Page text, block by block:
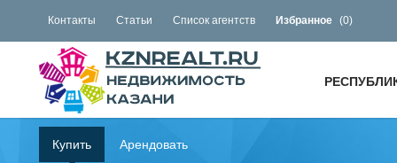
Контакты Статьи Список агентств Избранное (0)
Купить Арендовать